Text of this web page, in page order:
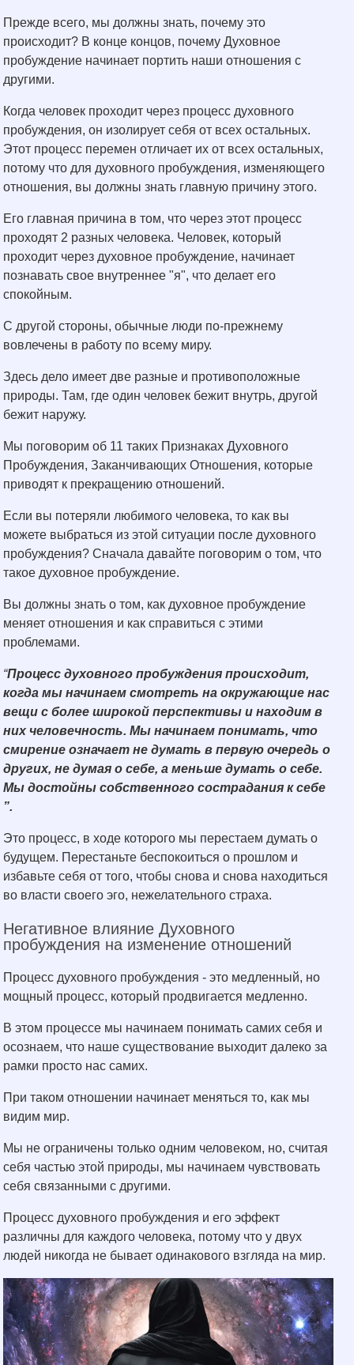
Прежде всего, мы должны знать, почему это
происходит? В конце концов, почему Духовное
пробуждение начинает портить наши отношения с
другими.
Когда человек проходит через процесс духовного
пробуждения, он изолирует себя от всех остальных.
Этот процесс перемен отличает их от всех остальных,
потому что для духовного пробуждения, изменяющего
отношения, вы должны знать главную причину этого.
Его главная причина в том, что через этот процесс
проходят 2 разных человека. Человек, который
проходит через духовное пробуждение, начинает
познавать свое внутреннее "я", что делает его
спокойным.
С другой стороны, обычные люди по-прежнему
вовлечены в работу по всему миру.
Здесь дело имеет две разные и противоположные
природы. Там, где один человек бежит внутрь, другой
бежит наружу.
Мы поговорим об 11 таких Признаках Духовного
Пробуждения, Заканчивающих Отношения, которые
приводят к прекращению отношений.
Если вы потеряли любимого человека, то как вы
можете выбраться из этой ситуации после духовного
пробуждения? Сначала давайте поговорим о том, что
такое духовное пробуждение.
Вы должны знать о том, как духовное пробуждение
меняет отношения и как справиться с этими
проблемами.
“Процесс духовного пробуждения происходит,
когда мы начинаем смотреть на окружающие нас
вещи с более широкой перспективы и находим в
них человечность. Мы начинаем понимать, что
смирение означает не думать в первую очередь о
других, не думая о себе, а меньше думать о себе.
Мы достойны собственного сострадания к себе
”.
Это процесс, в ходе которого мы перестаем думать о
будущем. Перестаньте беспокоиться о прошлом и
избавьте себя от того, чтобы снова и снова находиться
во власти своего эго, нежелательного страха.
Негативное влияние Духовного
пробуждения на изменение отношений
Процесс духовного пробуждения - это медленный, но
мощный процесс, который продвигается медленно.
В этом процессе мы начинаем понимать самих себя и
осознаем, что наше существование выходит далеко за
рамки просто нас самих.
При таком отношении начинает меняться то, как мы
видим мир.
Мы не ограничены только одним человеком, но, считая
себя частью этой природы, мы начинаем чувствовать
себя связанными с другими.
Процесс духовного пробуждения и его эффект
различны для каждого человека, потому что у двух
людей никогда не бывает одинакового взгляда на мир.